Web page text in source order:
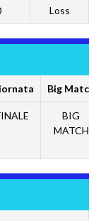
Loss
Big Match
BIG
MATCH